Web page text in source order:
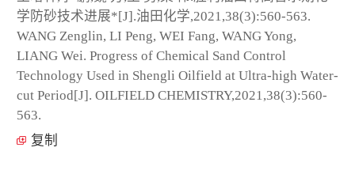
学防砂技术进展*[J].油田化学,2021,38(3):560-563.
WANG Zenglin, LI Peng, WEI Fang, WANG Yong,
LIANG Wei. Progress of Chemical Sand Control
Technology Used in Shengli Oilfield at Ultra-high Water-
cut Period[J]. OILFIELD CHEMISTRY,2021,38(3):560-
563.
复制